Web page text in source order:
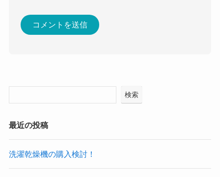
検索
最近の投稿
洗濯乾燥機の購入検討！